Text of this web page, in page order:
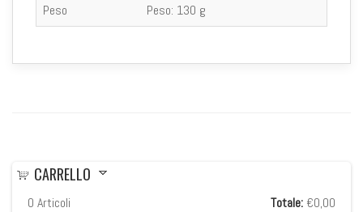
Peso
Peso: 130 g
CARRELLO
0 Articoli Totale: €0,00